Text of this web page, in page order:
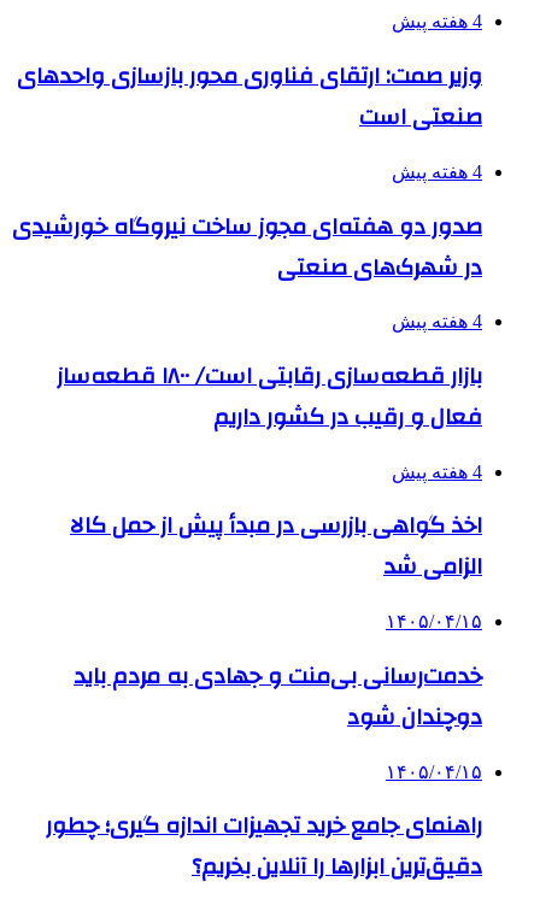
4 هفته پیش
وزیر صمت: ارتقای فناوری محور بازسازی واحدهای
صنعتی است
4 هفته پیش
صدور دو هفته‌ای مجوز ساخت نیروگاه خورشیدی
در شهرک‌های صنعتی
4 هفته پیش
بازار قطعه‌سازی رقابتی است/ ۱۸۰۰ قطعه‌ساز
فعال و رقیب در کشور داریم
4 هفته پیش
اخذ گواهی بازرسی در مبدأ پیش از حمل کالا
الزامی شد
۱۴۰۵/۰۴/۱۵
خدمت‌رسانی بی‌منت و جهادی به مردم باید
دوچندان شود
۱۴۰۵/۰۴/۱۵
راهنمای جامع خرید تجهیزات اندازه گیری؛ چطور
دقیق‌ترین ابزارها را آنلاین بخریم؟